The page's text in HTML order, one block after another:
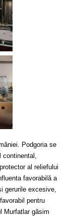
Podgoria se
continental,
al reliefului
favorabilă a
gerurile excesive,
pentru
Murfatlar găsim